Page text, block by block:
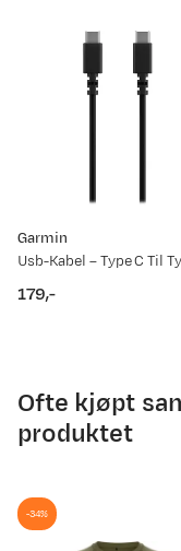
20. mai
29.05.2026
06.08.2025
Garmin
179,-
Ofte kjøpt
produktet
-34%